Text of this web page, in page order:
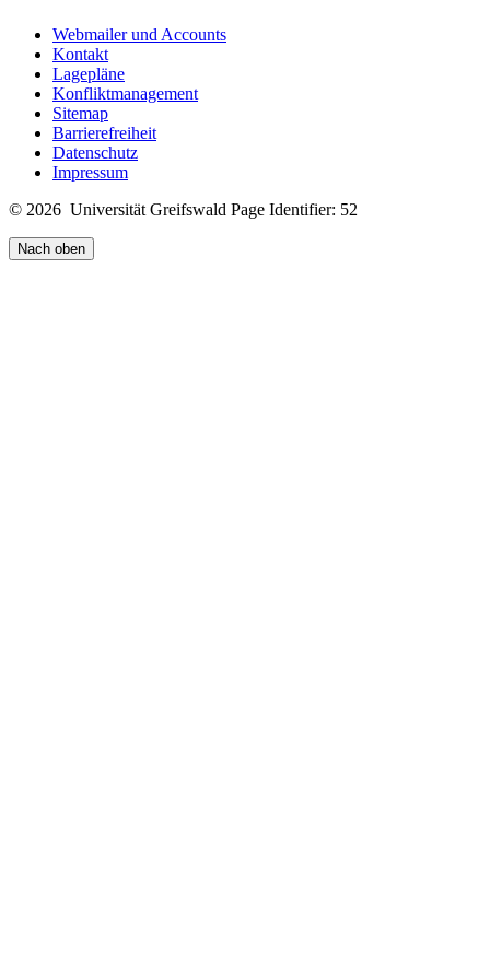
Webmailer und Accounts
Kontakt
Lagepläne
Konfliktmanagement
Sitemap
Barrierefreiheit
Datenschutz
Impressum
© 2026 Universität Greifswald Page Identifier: 52
Nach oben